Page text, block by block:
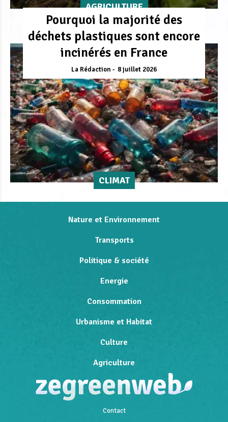
AGRICULTURE
Pourquoi la majorité des
déchets plastiques sont encore
incinérés en France
La Rédaction 8 juillet 2026
CLIMAT
Nature et Environnement
Transports
Politique & société
Energie
Consommation
Urbanisme et Habitat
Culture
Agriculture
Contact